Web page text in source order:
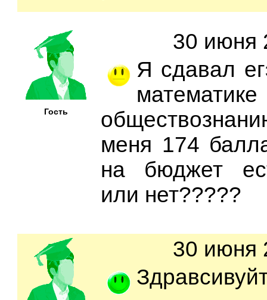
Гость
30 июня
Я сдавал
меня 174
на бюджет
или нет?????
30 июня